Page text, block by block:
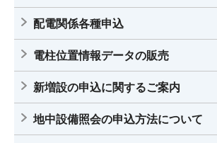
配電関係各種申込
電柱位置情報データの販売
新増設の申込に関するご案内
地中設備照会の申込方法について